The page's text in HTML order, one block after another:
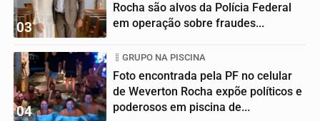
03
Rocha são alvos da Polícia Federal
em operação sobre fraudes...
04
GRUPO NA PISCINA
Foto encontrada pela PF no celular
de Weverton Rocha expõe políticos e
poderosos em piscina de...